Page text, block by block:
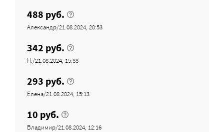
488 руб.
Александр/21.08.2024, 20:53
342 руб.
Н./21.08.2024, 15:33
293 руб.
Елена/21.08.2024, 15:13
10 руб.
Владимир/21.08.2024, 12:16